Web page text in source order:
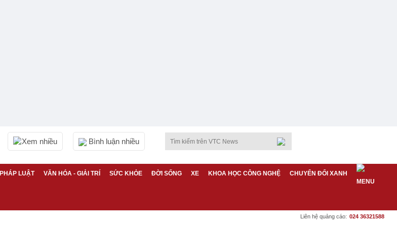
Xem nhiều Bình luận nhiều
PHÁP LUẬT VĂN HÓA - GIẢI TRÍ SỨC KHỎE ĐỜI SỐNG XE KHOA HỌC CÔNG NGHỆ CHUYỂN ĐỔI XANH
Liên hệ quảng cáo: 024 36321588